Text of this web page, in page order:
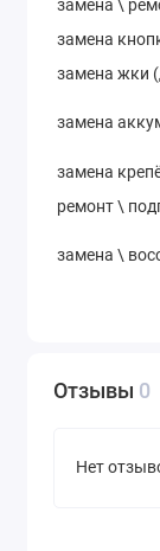
замена \
замена
замена жки
замена
замена
ремонт \
замена \
Отзывы 0
Нет